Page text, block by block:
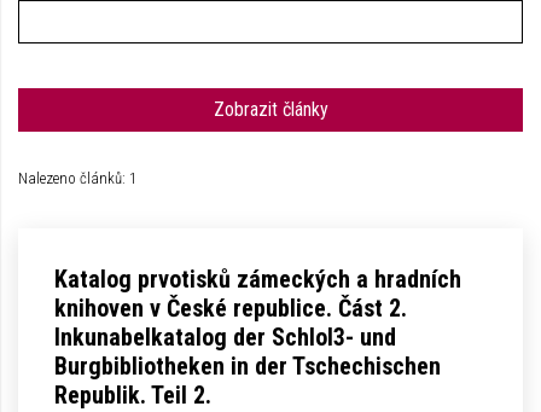
Zobrazit články
Nalezeno článků: 1
Katalog prvotisků zámeckých a hradních
knihoven v České republice. Část 2.
Inkunabelkatalog der SchloI3- und
Burgbibliotheken in der Tschechischen
Republik. Teil 2.